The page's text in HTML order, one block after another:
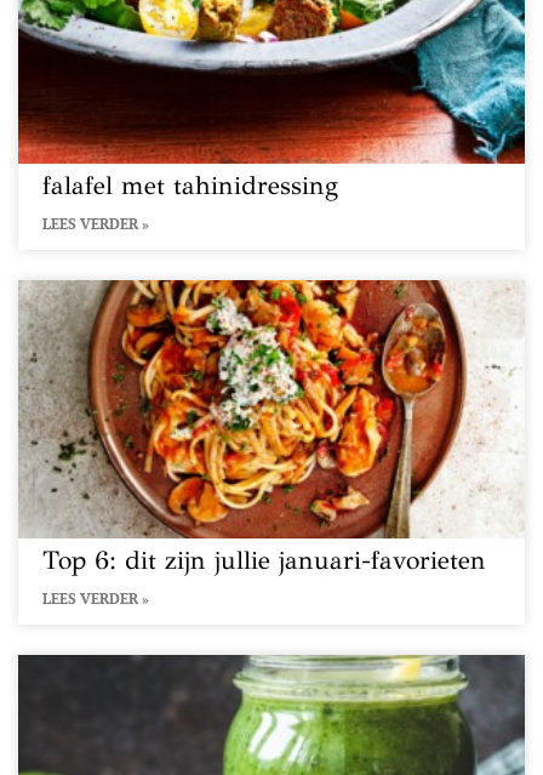
falafel met tahinidressing
LEES VERDER »
Top 6: dit zijn jullie januari-favorieten
LEES VERDER »